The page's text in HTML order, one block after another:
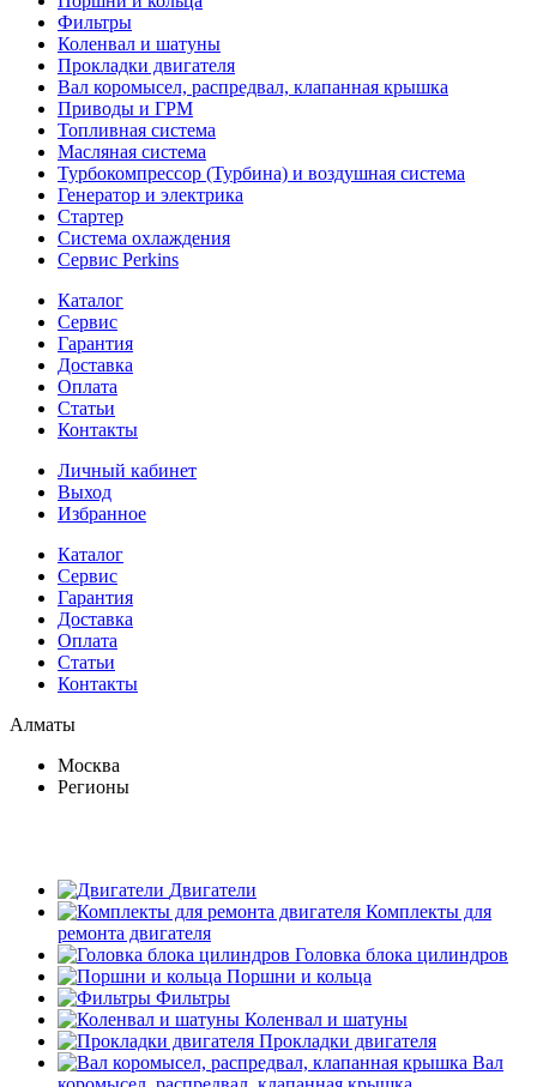
Фильтры
Коленвал и шатуны
Прокладки двигателя
Вал коромысел, распредвал, клапанная крышка
Приводы и ГРМ
Топливная система
Масляная система
Турбокомпрессор (Турбина) и воздушная система
Генератор и электрика
Стартер
Система охлаждения
Сервис Perkins
Каталог
Сервис
Гарантия
Доставка
Оплата
Статьи
Контакты
Личный кабинет
Выход
Избранное
Каталог
Сервис
Гарантия
Доставка
Оплата
Статьи
Контакты
Алматы
Москва
Регионы
Двигатели
Комплекты для
ремонта двигателя
Головка блока цилиндров
Поршни и кольца
Фильтры
Коленвал и шатуны
Прокладки двигателя
Вал